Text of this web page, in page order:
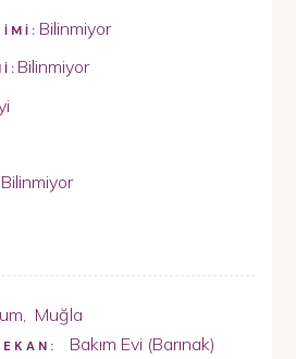
Bilinmiyor
Bilinmiyor
Bilinmiyor
, Muğla
Bakım Evi (Barınak)